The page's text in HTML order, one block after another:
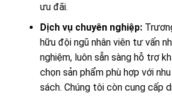
ưu đãi.
Dịch vụ chuyên nghiệp:
hữu đội ngũ nhân viên tư vấn
nghiệm, luôn sẵn sàng hỗ trợ
chọn sản phẩm phù hợp với
sách. Chúng tôi còn cung cấp